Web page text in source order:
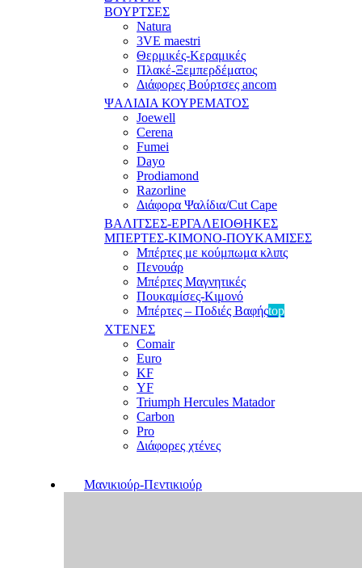
ΒΟΥΡΤΣΕΣ
Natura
3VE maestri
Θερμικές-Κεραμικές
Πλακέ-Ξεμπερδέματος
Διάφορες Βούρτσες ancom
ΨΑΛΙΔΙΑ ΚΟΥΡΕΜΑΤΟΣ
Joewell
Cerena
Fumei
Dayo
Prodiamond
Razorline
Διάφορα Ψαλίδια/Cut Cape
ΒΑΛΙΤΣΕΣ-ΕΡΓΑΛΕΙΟΘΗΚΕΣ
ΜΠΕΡΤΕΣ-ΚΙΜΟΝΟ-ΠΟΥΚΑΜΙΣΕΣ
Μπέρτες με κούμπωμα κλιπς
Πενουάρ
Μπέρτες Μαγνητικές
Πουκαμίσες-Κιμονό
Μπέρτες – Ποδιές Βαφήςtop
ΧΤΕΝΕΣ
Comair
Euro
KF
YF
Triumph Hercules Matador
Carbon
Pro
Διάφορες χτένες
Μανικιούρ-Πεντικιούρ